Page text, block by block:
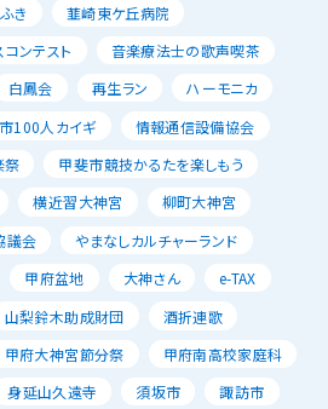
き
韮崎東ケ丘病院
ンテスト
音楽療法士の歌声喫茶
白鳳会 再生ラン
ハーモニカ
100人カイギ
情報通信設備協会
祭
甲斐市競技かるたを楽しもう
横近習大神宮
柳町大神宮
議会
やまなしカルチャーランド
甲府盆地 大神さん
e-TAX
山梨鈴木助成財団
酒折連歌
甲府大神宮節分祭
甲府南高校家庭科
身延山久遠寺 須坂市
諏訪市